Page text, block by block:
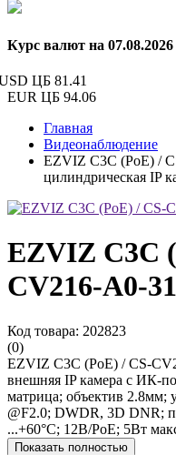
Курс валют на 07.08.2026
ЦБ 81.41
EUR ЦБ 94.06
Главная
Видеонаблюдение
EZVIZ C3C (PoE) /
цилиндрическая IP
EZVIZ C3C
CV216-A0-
Код товара: 202823
(0)
EZVIZ C3C (PoE) / CS-
внешняя IP камера c ИК-
матрица; объектив 2.8мм;
@F2.0; DWDR, 3D DNR;
...+60°C; 12B/PoE; 5Вт
Показать полностью